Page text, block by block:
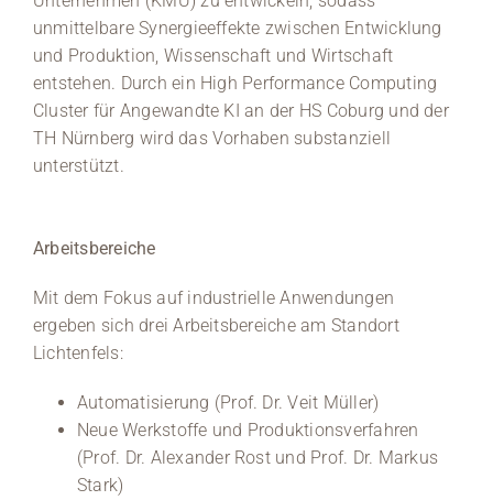
unmittelbare Synergieeffekte zwischen Entwicklung
und Produktion, Wissenschaft und Wirtschaft
entstehen. Durch ein High Performance Computing
Cluster für Angewandte KI an der HS Coburg und der
TH Nürnberg wird das Vorhaben substanziell
unterstützt.
Arbeitsbereiche
Mit dem Fokus auf industrielle Anwendungen
ergeben sich drei Arbeitsbereiche am Standort
Lichtenfels:
Automatisierung (Prof. Dr. Veit Müller)
Neue Werkstoffe und Produktionsverfahren
(Prof. Dr. Alexander Rost und Prof. Dr. Markus
Stark)